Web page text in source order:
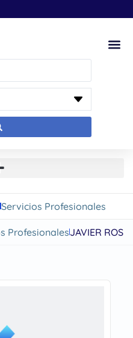
Servicios Profesionales
ProfesionalesJAVIER ROS